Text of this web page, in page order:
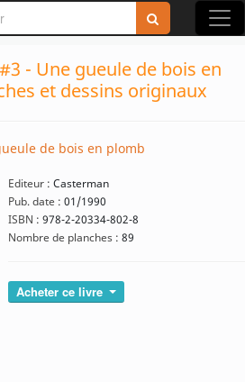
- Une gueule de bois en
et dessins originaux
de bois en plomb
Editeur : Casterman
Pub. date : 01/1990
ISBN : 978-2-20334-802-8
Nombre de planches : 89
Acheter ce livre